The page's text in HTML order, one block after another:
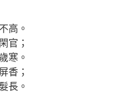
高。
官；
寒。
香；
長。